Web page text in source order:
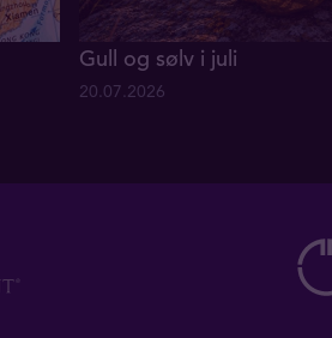
Gull og sølv i juli
20.07.2026